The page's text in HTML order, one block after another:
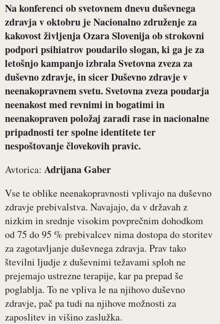
Na konferenci ob svetovnem dnevu duševnega
zdravja v oktobru je Nacionalno združenje za
kakovost življenja Ozara Slovenija ob strokovni
podpori psihiatrov poudarilo slogan, ki ga je za
letošnjo kampanjo izbrala Svetovna zveza za
duševno zdravje, in sicer Duševno zdravje v
neenakopravnem svetu. Svetovna zveza poudarja
neenakost med revnimi in bogatimi in
neenakopraven položaj zaradi rase in nacionalne
pripadnosti ter spolne identitete ter
nespoštovanje človekovih pravic.
Avtorica: Adrijana Gaber
Vse te oblike neenakopravnosti vplivajo na duševno
zdravje prebivalstva. Navajajo, da v državah z
nizkim in srednje visokim povprečnim dohodkom
od 75 do 95 % prebivalcev nima dostopa do storitev
za zagotavljanje duševnega zdravja. Prav tako
številni ljudje z duševnimi težavami sploh ne
prejemajo ustrezne terapije, kar pa prepad še
poglablja. To ne vpliva le na njihovo duševno
zdravje, pač pa tudi na njihove možnosti za
zaposlitev in višino zaslužka.